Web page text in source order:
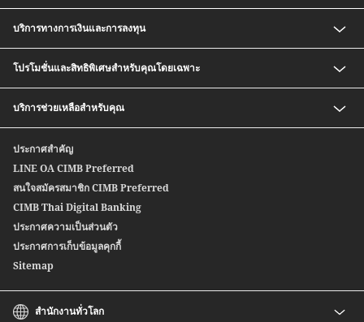
บริการทางการเงินและการลงทุน
กองทุนรวม
บริการซื้อ-ขายตราสารหนี้ก่อนครบกำหนด
หุ้นกู้อนุพันธ์แฝง
บริการซื้อ-ขายตราสารหนี้สกุลเงินต่างประเทศ
สปีดเซนด์
ซีไอเอ็มบี ไทย บริการโอนเงินระหว่างประเทศ
Wealth Credit Line
หุ้นกู้ตลาดแรก
โปรโมชั่นและสิทธิพิเศษสำหรับคุณโดยเฉพาะ
Safe Deposit Box Privilege
บริการช่วยเหลือสำหรับคุณ
สาขาของเรา
ประกาศสำคัญ
LINE OA CIMB Preferred
สนใจสมัครสมาชิก CIMB Preferred
CIMB Thai Digital Banking
ประกาศความเป็นส่วนตัว
ประกาศการเก็บข้อมูลคุกกี้
Sitemap
สำนักงานทั่วโลก